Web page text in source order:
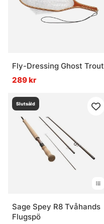
Fly-Dressing Ghost Trout
289 kr
Slutsåld
Sage Spey R8 Tvåhands
Flugspö